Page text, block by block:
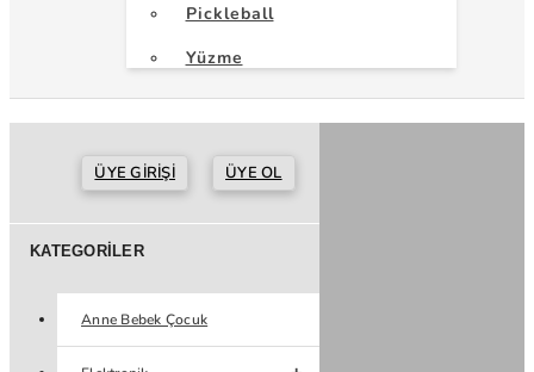
Pickleball
Yüzme
ÜYE GIRIŞI ÜYE OL
KATEGORILER
Anne Bebek Çocuk